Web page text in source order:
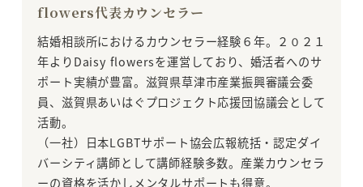
flowers代表カウンセラー
結婚相談所におけるカウンセラー経験６年。２０２１
年よりDaisy flowersを運営しており、婚活者へのサ
ポート実績が豊富。滋賀県草津市産業振興審議会委
員、滋賀県あいはぐプロジェクト応援団協議会として
活動。
（一社）日本LGBTサポート協会広報統括・認定ダイ
バーシティ講師として講師経験多数。産業カウンセラ
ーの資格を活かしメンタルサポートも得意。